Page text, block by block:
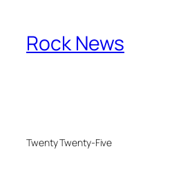
Rock News
Twenty Twenty-Five